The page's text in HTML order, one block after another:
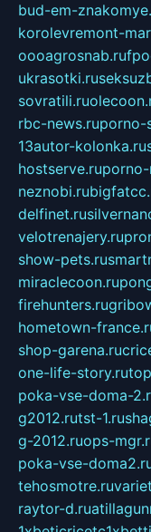
bud-em-
korolevremont-
oooagrosnab.ru
ukrasotki.ru
sovratili.ru
rbc-news.ruporno-
13autor-kolonka.ru
hostserve.ru
neznobi.ru
delfinet.ru
velotrenajery.ru
show-pets.ru
miraclecoon.ru
firehunters.ru
hometown-
shop-garena.ru
one-life-story.ru
poka-vse-doma-
g2012.rutst-1.ru
g-2012.ruops-
poka-vse-
tehosmotre.ru
raytor-d.ru